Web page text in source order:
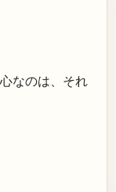
なのは、それ